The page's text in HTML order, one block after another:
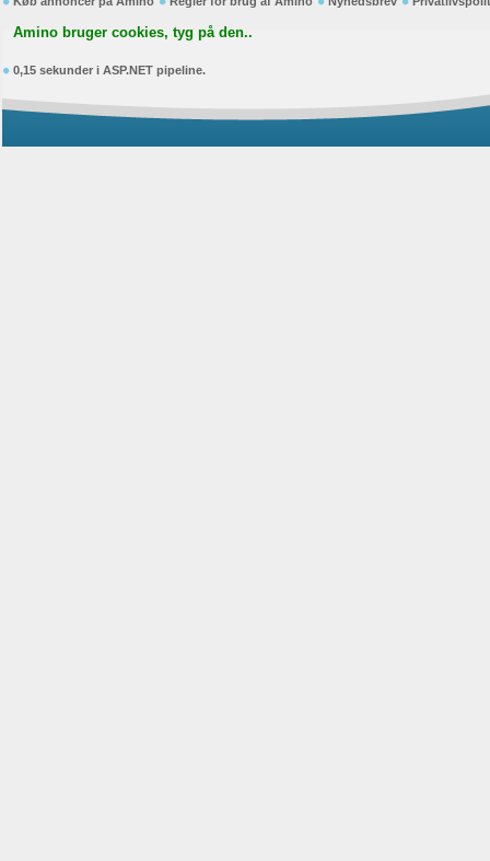
Amino bruger cookies, tyg på den..
0,15 sekunder i ASP.NET pipeline.